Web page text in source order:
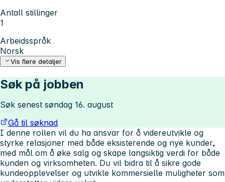
Antall stillinger
1
Arbeidsspråk
Norsk
Vis flere detaljer
Søk på jobben
Søk senest søndag 16. august
Gå til søknad
I denne rollen vil du ha ansvar for å videreutvikle og
styrke relasjoner med både eksisterende og nye kunder,
med mål om å øke salg og skape langsiktig verdi for både
kunden og virksomheten. Du vil bidra til å sikre gode
kundeopplevelser og utvikle kommersielle muligheter som